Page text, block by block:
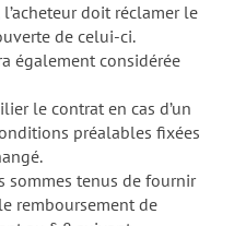
l’acheteur doit réclamer le
de celui-ci.
également considérée
le contrat en cas d’un
préalables fixées
sommes tenus de fournir
remboursement de